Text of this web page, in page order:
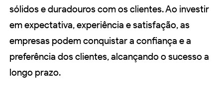
sólidos e duradouros com os clientes. Ao investir
em expectativa, experiência e satisfação, as
empresas podem conquistar a confiança e a
preferência dos clientes, alcançando o sucesso a
longo prazo.